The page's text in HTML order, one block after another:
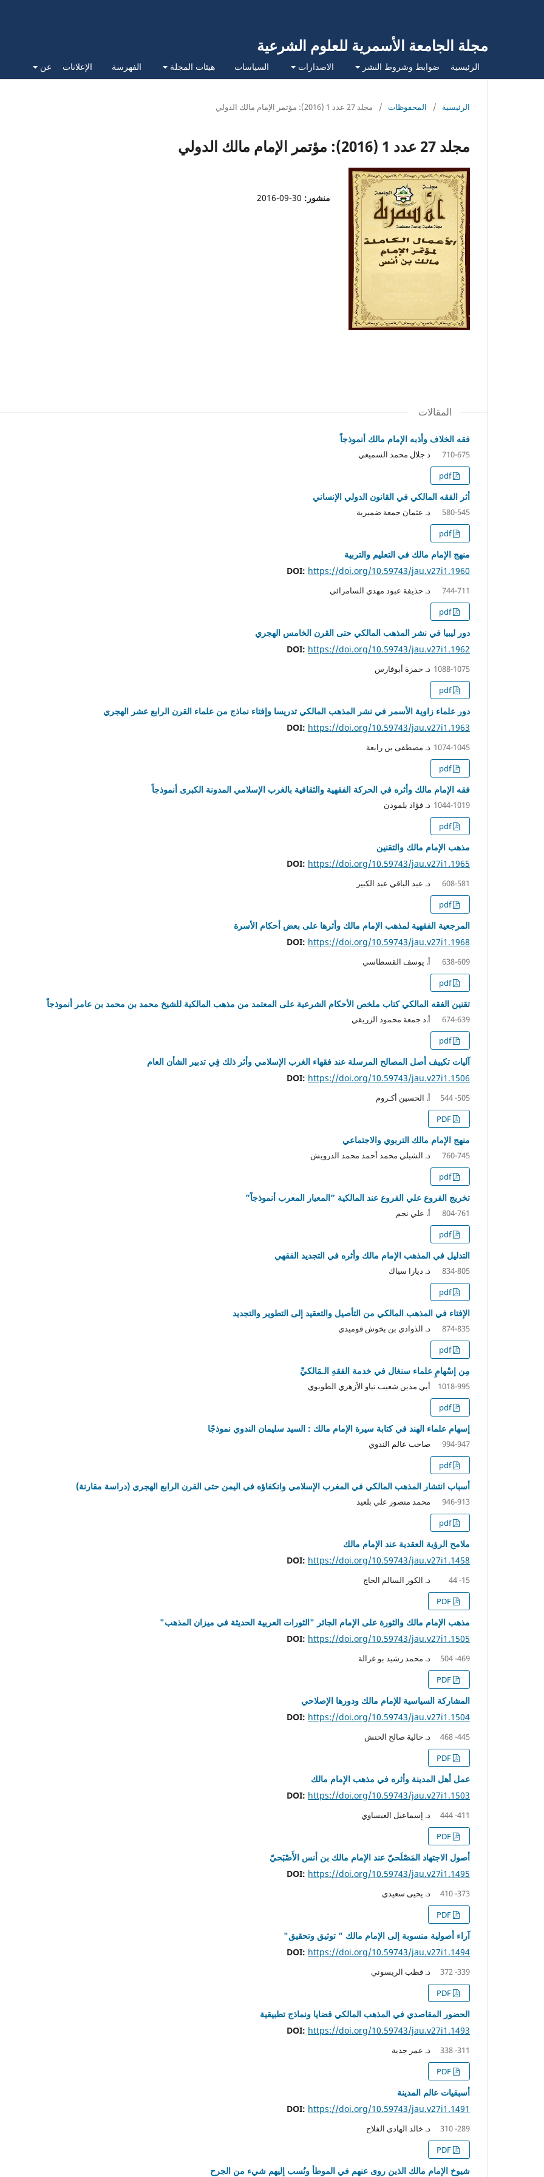
مجلة الجامعة الأسمرية للعلوم الشرعية
الرئيسية ضوابط وشروط النشر الاصدارات السياسات هيئات المجلة الفهرسة الإعلانات عن
الرئيسية / المحفوظات / مجلد 27 عدد 1 (2016): مؤتمر الإمام مالك الدولي
مجلد 27 عدد 1 (2016): مؤتمر الإمام مالك الدولي
منشور: 30-09-2016
المقالات
فقه الخلاف وأذبه الإمام مالك أنموذجاً
د جلال محمد السميعي
710-675
pdf
أثر الفقه المالكي في القانون الدولي الإنساني
د. عثمان جمعة ضميرية
580-545
pdf
منهج الإمام مالك في التعليم والتربية
DOI: https://doi.org/10.59743/jau.v27i1.1960
د. حذيفة عبود مهدي السامرائي
744-711
pdf
دور ليبيا في نشر المذهب المالكي حتى القرن الخامس الهجري
DOI: https://doi.org/10.59743/jau.v27i1.1962
د. حمزة أبوفارس 1088-1075
pdf
دور علماء زاوية الأسمر في نشر المذهب المالكي تدريسا وإفتاء نماذج من علماء القرن الرابع عشر الهجري
DOI: https://doi.org/10.59743/jau.v27i1.1963
د. مصطفى بن رابعة 1074-1045
pdf
فقه الإمام مالك وأثره في الحركة الفقهية والثقافية بالغرب الإسلامي المدونة الكبرى أنموذجاً
د. فؤاد بلمودن 1044-1019
pdf
مذهب الإمام مالك والتقنين
DOI: https://doi.org/10.59743/jau.v27i1.1965
د. عبد الباقي عبد الكبير
608-581
pdf
المرجعية الفقهية لمذهب الإمام مالك وأثرها على بعض أحكام الأسرة
DOI: https://doi.org/10.59743/jau.v27i1.1968
أ. يوسف القسطاسي
638-609
pdf
تقنين الفقه المالكي كتاب ملخص الأحكام الشرعية على المعتمد من مذهب المالكية للشيخ محمد بن محمد بن عامر أنموذجاً
أ.د جمعة محمود الزريقي
674-639
pdf
آليات تكييف أصل المصالح المرسلة عند فقهاء الغرب الإسلامي وأثر ذلك فِي تدبير الشأن العام
DOI: https://doi.org/10.59743/jau.v27i1.1506
أ. الحسين أكـروم
505- 544
PDF
منهج الإمام مالك التربوي والاجتماعي
د. الشبلي محمد أحمد محمد الدرويش
760-745
pdf
تخريج الفروع علي الفروع عند المالكية “المعيار المعرب أنموذجاً”
أ. علي نجم
804-761
pdf
التدليل في المذهب الإمام مالك وأثره في التجديد الفقهي
د. ديارا سياك
834-805
pdf
الإفتاء في المذهب المالكي من التأصيل والتعقيد إلى التطوير والتجديد
د. الذوادي بن بخوش قوميدي
874-835
pdf
مِن إسْهامِ علماء سنغال في خدمة الفقهِ الـمَالكيِّ
أبي مدين شعيب تياو الأزهري الطوبوي
1018-995
pdf
إسهام علماء الهند في كتابة سيرة الإمام مالك : السيد سليمان الندوي نموذجًا
صاحب عالم الندوي
994-947
pdf
أسباب انتشار المذهب المالكي في المغرب الإسلامي وانكفاؤه في اليمن حتى القرن الرابع الهجري (دراسة مقارنة)
محمد منصور علي بلعيد
946-913
pdf
ملامح الرؤية العقدية عند الإمام مالك
DOI: https://doi.org/10.59743/jau.v27i1.1458
د. الكور السالم الحاج
15- 44
PDF
مذهب الإمام مالك والثورة على الإمام الجائر "الثورات العربية الحديثة في ميزان المذهب"
DOI: https://doi.org/10.59743/jau.v27i1.1505
د. محمد رشيد بو غزالة
469- 504
PDF
المشاركة السياسية للإمام مالك ودورها الإصلاحي
DOI: https://doi.org/10.59743/jau.v27i1.1504
د. حالية صالح الحنش
445- 468
PDF
عمل أهل المدينة وأثره في مذهب الإمام مالك
DOI: https://doi.org/10.59743/jau.v27i1.1503
د. إسماعيل العيساوي
411- 444
PDF
أصول الاجتهاد المَصْلَحيّ عند الإمام مالك بن أنس الأَصْبَحيّ
DOI: https://doi.org/10.59743/jau.v27i1.1495
د. يحيى سعيدي
373- 410
PDF
آراء أصولية منسوبة إلى الإمام مالك " توثيق وتحقيق"
DOI: https://doi.org/10.59743/jau.v27i1.1494
د. قطب الريسوني
339- 372
PDF
الحضور المقاصدي في المذهب المالكي قضايا ونماذج تطبيقية
DOI: https://doi.org/10.59743/jau.v27i1.1493
د. عمر جدية
311- 338
PDF
أسبقيات عالم المدينة
DOI: https://doi.org/10.59743/jau.v27i1.1491
د. خالد الهادي الفلاح
289- 310
PDF
شيوخ الإمام مالك الذين روى عنهم في الموطأ ونُسب إليهم شيء من الجرح